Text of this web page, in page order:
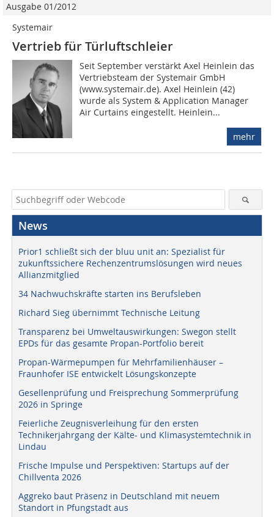
Ausgabe 01/2012
Systemair
Vertrieb für Türluftschleier
Seit September verstärkt Axel Heinlein das
Vertriebs­team der Systemair GmbH
(www.systemair.de). Axel Heinlein (42)
wurde als System & Application Manager
Air Curtains eingestellt. Heinlein...
mehr
News
Prior1 schließt sich der bluu unit an: Spezialist für
zukunftssichere Rechenzentrumslösungen wird neues
Allianzmitglied
34 Nachwuchskräfte starten ins Berufsleben
Richard Sieg übernimmt Technische Leitung
Transparenz bei Umweltauswirkungen: Swegon stellt
EPDs für das gesamte Propan-Portfolio bereit
Propan-Wärmepumpen für Mehrfamilienhäuser –
Fraunhofer ISE entwickelt Lösungskonzepte
Gesellenprüfung und Freisprechung Sommerprüfung
2026 in Springe
Feierliche Zeugnisverleihung für den ersten
Technikerjahrgang der Kälte- und Klimasystemtechnik in
Lindau
Frische Impulse und Perspektiven: Startups auf der
Chillventa 2026
Aggreko baut Präsenz in Deutschland mit neuem
Standort in Pfungstadt aus